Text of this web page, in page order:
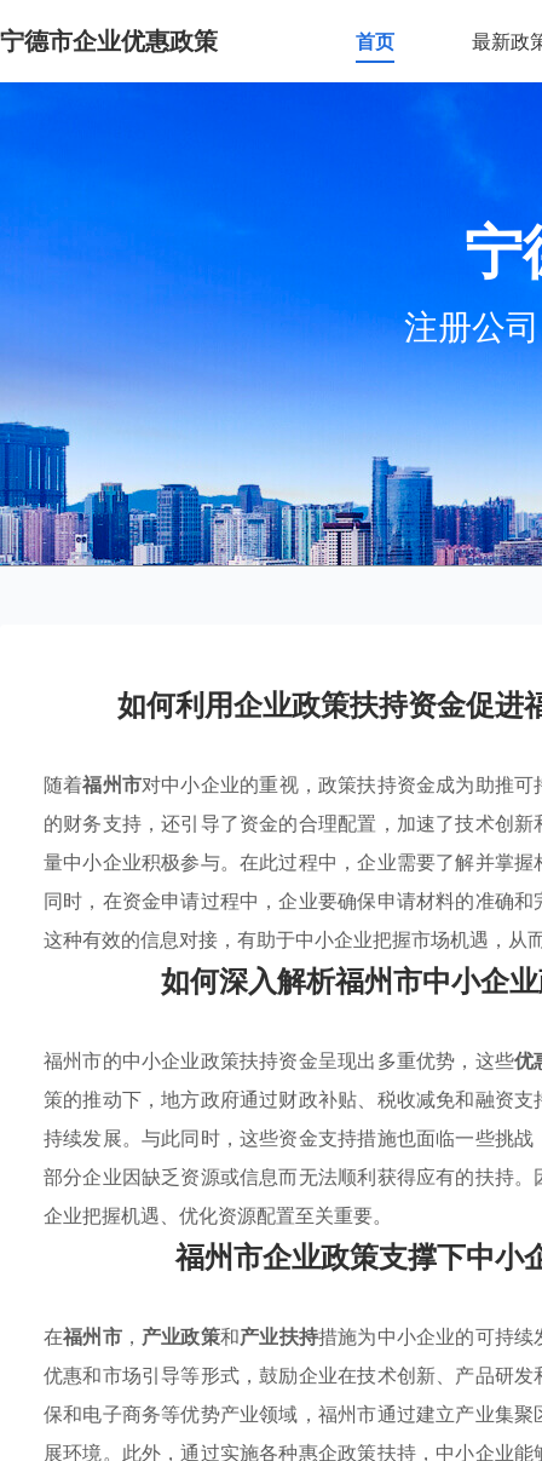
宁德市企业优惠政策 首页 最新政
宁
注册公
如何利用企业政策扶持资金促进
随着福州市对中小企业的重视，政策扶持资金成为助推
的财务支持，还引导了资金的合理配置，加速了技术创
量中小企业积极参与。在此过程中，企业需要了解并掌
同时，在资金申请过程中，企业要确保申请材料的准确
这种有效的信息对接，有助于中小企业把握市场机遇，从
如何深入解析福州市中小企
福州市的中小企业政策扶持资金呈现出多重优势，这些优
策的推动下，地方政府通过财政补贴、税收减免和融资
持续发展。与此同时，这些资金支持措施也面临一些挑
部分企业因缺乏资源或信息而无法顺利获得应有的扶持。
企业把握机遇、优化资源配置至关重要。
福州市企业政策支撑下中小
在福州市， 产业政策和产业扶持措施为中小企业的可持
优惠和市场引导等形式，鼓励企业在技术创新、产品研
保和电子商务等优势产业领域，福州市通过建立产业集
展环境。此外，通过实施各种惠企政策扶持，中小企业